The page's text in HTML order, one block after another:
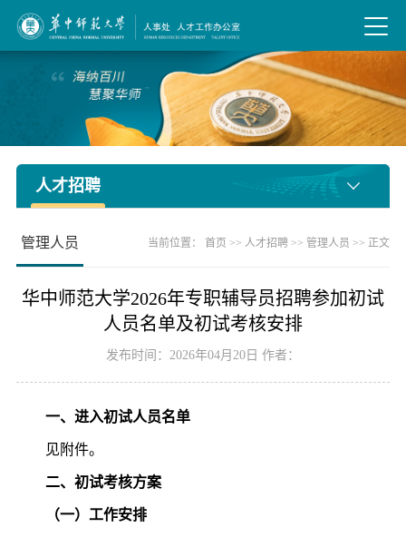
人才招聘
管理人员 当前位置：首页 >> 人才招聘 >>管理人员 >> 正文
华中师范大学2026年专职辅导员招聘参加初试
人员名单及初试考核安排
发布时间：2026年04月20日 作者：
一、进入初试人员名单
见附件。
二、初试考核方案
（一） 工作安排